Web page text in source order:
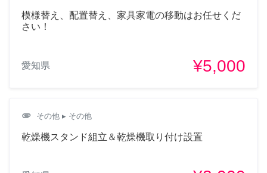
模様替え、配置替え、家具家電の移動はお任せくだ
さい！
愛知県 ¥5,000
attachment その他 ▸ その他
乾燥機スタンド組立＆乾燥機取り付け設置